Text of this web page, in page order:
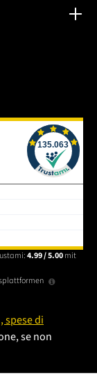
4.99 / 5.00mit
, spese di
se non